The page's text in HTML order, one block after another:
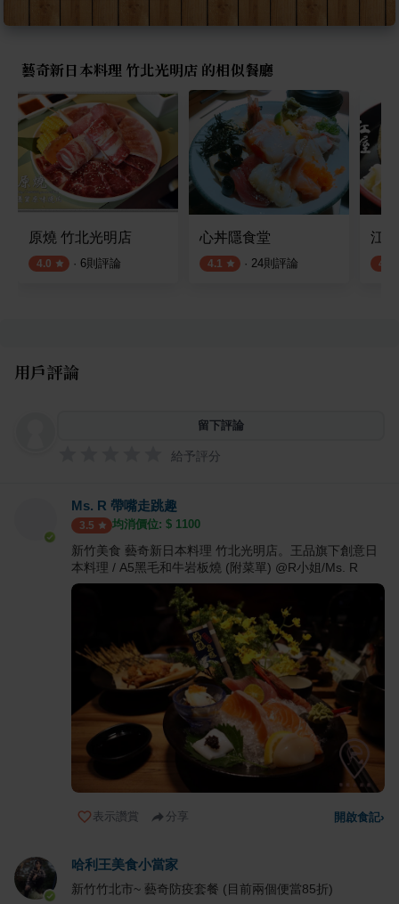
藝奇新日本料理 竹北光明店 的相似餐廳
原燒 竹北光明店
4.0 · 6則評論
心丼隱食堂
4.1 · 24則評論
江
4.0
用戶評論
留下評論
給予評分
Ms. R 帶嘴走跳趣
3.5 均消價位: $ 1100
新竹美食 藝奇新日本料理 竹北光明店。王品旗下創意日
本料理 / A5黑毛和牛岩板燒 (附菜單) @R小姐/Ms. R
表示讚賞 分享 開啟食記›
哈利王美食小當家
新竹竹北市~ 藝奇防疫套餐 (目前兩個便當85折)